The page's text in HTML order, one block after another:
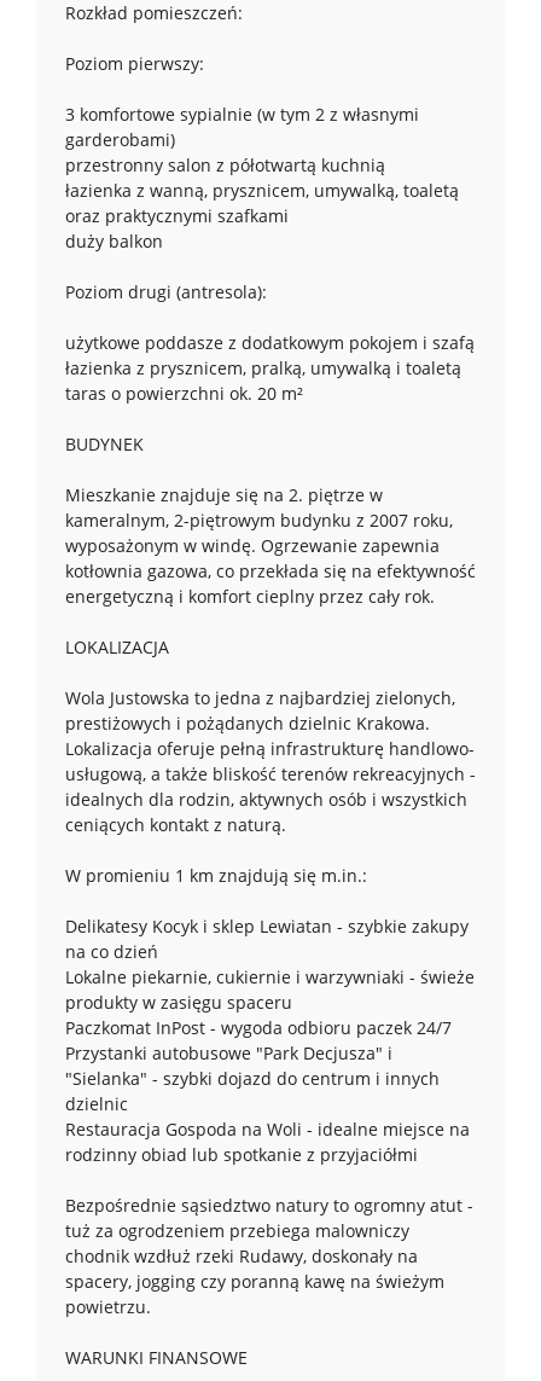
Rozkład pomieszczeń:
Poziom pierwszy:
3 komfortowe sypialnie (w tym 2 z własnymi
garderobami)
przestronny salon z półotwartą kuchnią
łazienka z wanną, prysznicem, umywalką, toaletą
oraz praktycznymi szafkami
duży balkon
Poziom drugi (antresola):
użytkowe poddasze z dodatkowym pokojem i szafą
łazienka z prysznicem, pralką, umywalką i toaletą
taras o powierzchni ok. 20 m²
BUDYNEK
Mieszkanie znajduje się na 2. piętrze w
kameralnym, 2-piętrowym budynku z 2007 roku,
wyposażonym w windę. Ogrzewanie zapewnia
kotłownia gazowa, co przekłada się na efektywność
energetyczną i komfort cieplny przez cały rok.
LOKALIZACJA
Wola Justowska to jedna z najbardziej zielonych,
prestiżowych i pożądanych dzielnic Krakowa.
Lokalizacja oferuje pełną infrastrukturę handlowo-
usługową, a także bliskość terenów rekreacyjnych -
idealnych dla rodzin, aktywnych osób i wszystkich
ceniących kontakt z naturą.
W promieniu 1 km znajdują się m.in.:
Delikatesy Kocyk i sklep Lewiatan - szybkie zakupy
na co dzień
Lokalne piekarnie, cukiernie i warzywniaki - świeże
produkty w zasięgu spaceru
Paczkomat InPost - wygoda odbioru paczek 24/7
Przystanki autobusowe "Park Decjusza" i
"Sielanka" - szybki dojazd do centrum i innych
dzielnic
Restauracja Gospoda na Woli - idealne miejsce na
rodzinny obiad lub spotkanie z przyjaciółmi
Bezpośrednie sąsiedztwo natury to ogromny atut -
tuż za ogrodzeniem przebiega malowniczy
chodnik wzdłuż rzeki Rudawy, doskonały na
spacery, jogging czy poranną kawę na świeżym
powietrzu.
WARUNKI FINANSOWE